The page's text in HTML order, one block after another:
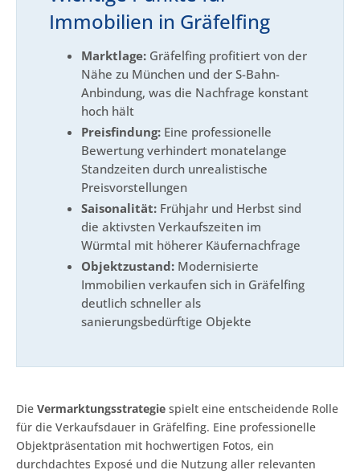
Immobilien in Gräfelfing
Marktlage: Gräfelfing profitiert von der
Nähe zu München und der S-Bahn-
Anbindung, was die Nachfrage konstant
hoch hält
Preisfindung: Eine professionelle
Bewertung verhindert monatelange
Standzeiten durch unrealistische
Preisvorstellungen
Saisonalität: Frühjahr und Herbst sind
die aktivsten Verkaufszeiten im
Würmtal mit höherer Käufernachfrage
Objektzustand: Modernisierte
Immobilien verkaufen sich in Gräfelfing
deutlich schneller als
sanierungsbedürftige Objekte
Die Vermarktungsstrategie spielt eine entscheidende Rolle
für die Verkaufsdauer in Gräfelfing. Eine professionelle
Objektpräsentation mit hochwertigen Fotos, ein
durchdachtes Exposé und die Nutzung aller relevanten